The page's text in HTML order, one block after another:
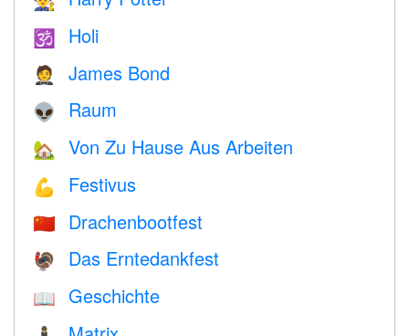
🕉 Holi
🤵 James Bond
👽 Raum
🏡 Von Zu Hause Aus Arbeiten
💪 Festivus
🇨🇳 Drachenbootfest
🦃 Das Erntedankfest
📖 Geschichte